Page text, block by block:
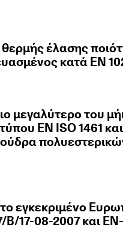
έλασης
κατά EN
μεγαλύτερο του
EN ISO 1461 και
εγκεκριμένο
17-08-2007 και